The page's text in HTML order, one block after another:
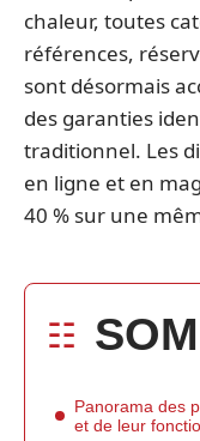
chaleur, toutes
références,
sont désormais
des garanties
traditionnel. Les
en ligne et en
40 % sur une
Panorama des
et de leur